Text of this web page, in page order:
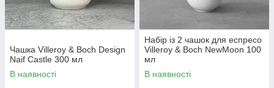
Чашка Villeroy & Boch Design
Naif Castle 300 мл
В наявності
Набір із 2 чашок для еспресо
Villeroy & Boch NewMoon 100
мл
В наявності